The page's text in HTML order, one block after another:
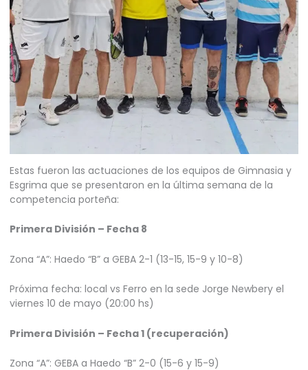
Estas fueron las actuaciones de los equipos de Gimnasia y
Esgrima que se presentaron en la última semana de la
competencia porteña:
Primera División – Fecha 8
Zona “A”: Haedo “B” a GEBA 2-1 (13-15, 15-9 y 10-8)
Próxima fecha: local vs Ferro en la sede Jorge Newbery el
viernes 10 de mayo (20:00 hs)
Primera División – Fecha 1 (recuperación)
Zona “A”: GEBA a Haedo “B” 2-0 (15-6 y 15-9)